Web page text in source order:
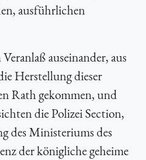
ausführlichen
auseinander, aus
Herstellung dieser
Rath gekommen, und
die Polizei Section,
des Ministeriums des
der königliche geheime